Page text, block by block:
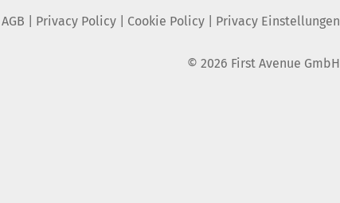
AGB Privacy Policy| Cookie Policy| Privacy Einstellungen
© 2026 First Avenue GmbH